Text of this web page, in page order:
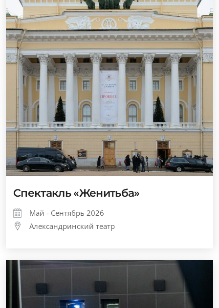
Спектакль «Женитьба»
Май - Сентябрь 2026
Александринский театр